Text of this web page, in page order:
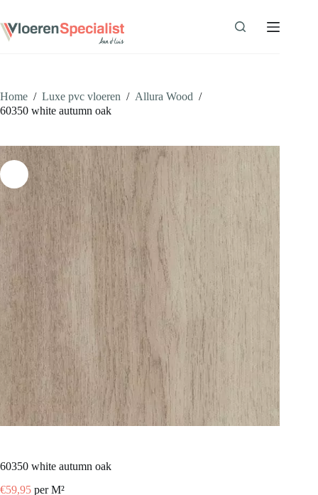
de
inhoud
Home / Luxe pvc vloeren / Allura Wood /
60350 white autumn oak
60350 white autumn oak
€59,95 per M²